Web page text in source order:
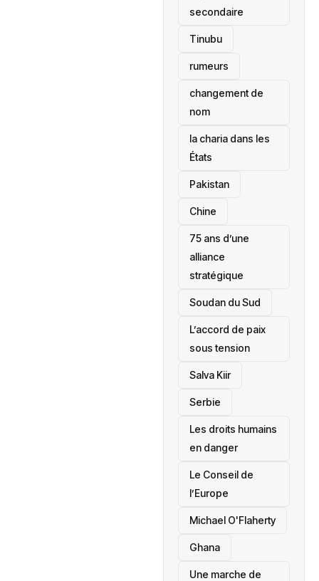
secondaire
Tinubu
rumeurs
changement de
nom
la charia dans les
États
‎Pakistan
Chine
75 ans d’une
alliance
stratégique
‎Soudan du Sud
L’accord de paix
sous tension
Salva Kiir
‎Serbie
Les droits humains
en danger
‎Le Conseil de
l’Europe
Michael O'Flaherty
‎Ghana
Une marche de